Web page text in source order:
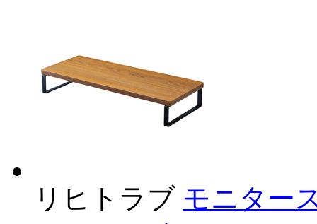
リヒトラブ モニター